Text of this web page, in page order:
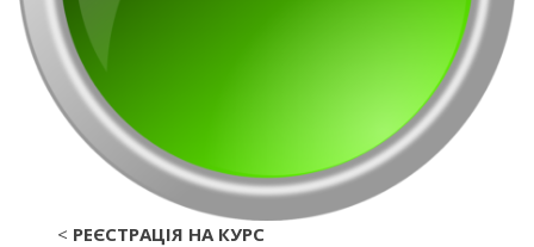
< РЕЄСТРАЦІЯ НА КУРС